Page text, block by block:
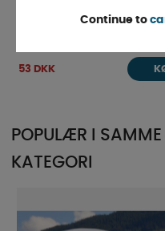
53 DKK
POPULÆR I SAMME
KATEGORI
Continue to